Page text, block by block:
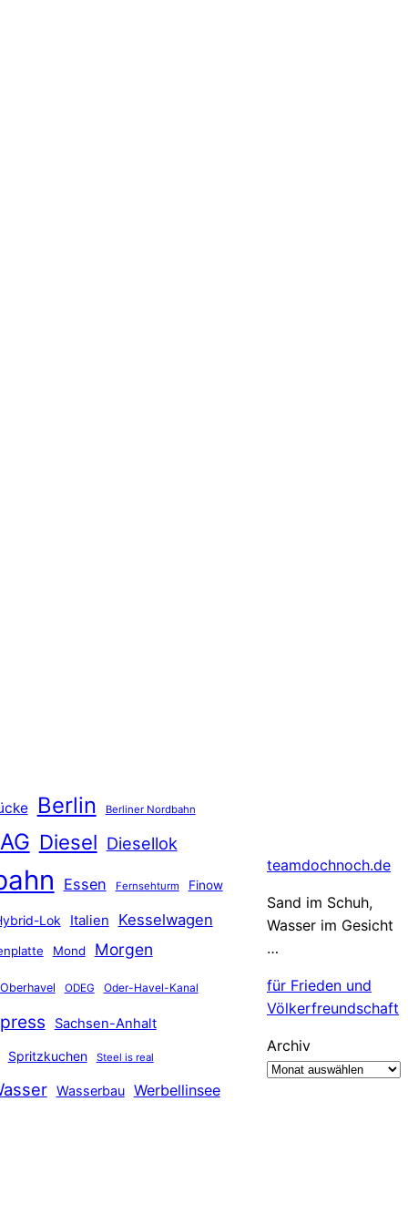
Berlin Berliner Nordbahn
Diesel Diesellok
Essen Fernsehturm Finow
Lok Italien Kesselwagen
Mond Morgen
Oberhavel ODEG Oder-Havel-Kanal
Sachsen-Anhalt
Spritzkuchen Steel is real
Wasserbau Werbellinsee
teamdochnoch.de
Sand im Schuh,
Wasser im Gesicht
…
für Frieden und
Völkerfreundschaft
Archiv